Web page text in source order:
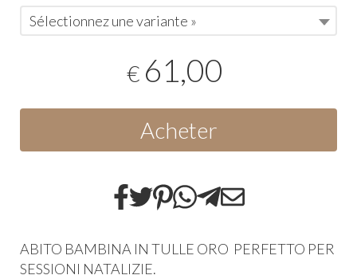
Sélectionnez une variante »
€ 61,00
Acheter
ABITO BAMBINA IN TULLE ORO PERFETTO PER
SESSIONI NATALIZIE.